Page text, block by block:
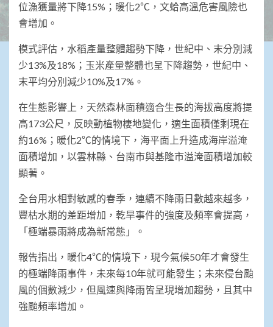
位漁獲量將下降15%；暖化2℃，文蛤高溫危害風險也
會增加。
模式評估，水稻產量整體趨勢下降，世紀中、末分別減
少13%及18%；玉米產量整體也呈下降趨勢，世紀中、
末平均分別減少10%及17%。
在生態影響上，天然森林面積適合生長的海拔高度將提
高173公尺，反映動植物棲地變化，適生面積僅剩現在
約16%；暖化2℃的情境下，海平面上升造成海岸溢淹
面積增加，以雲林縣、台南市與基隆市溢淹面積增加較
顯著。
全台用水相對敏感的春季，連續不降雨日數越來越多，
豐枯水期的差距增加，乾旱事件的強度及頻率會提高，
「極端暴雨將成為新常態」。
報告指出，暖化4℃的情境下，現今氣候50年才會發生
的極端降雨事件，未來每10年就可能發生；未來侵台颱
風的個數減少，但風速與降雨皆呈現增加趨勢，且其中
強颱頻率增加。